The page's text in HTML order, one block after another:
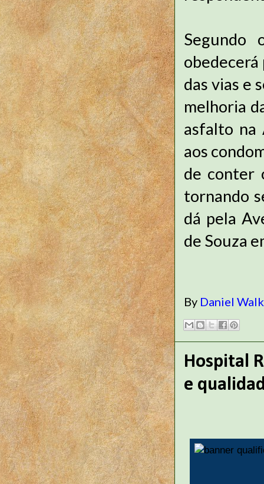
Segundo
obedecerá
das vias e
melhoria
asfalto na
aos
de conter
tornando
dá pela
de Souza
By Daniel
Hospital
e